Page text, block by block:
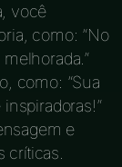
você
como: “No
como: “Sua
e
críticas.